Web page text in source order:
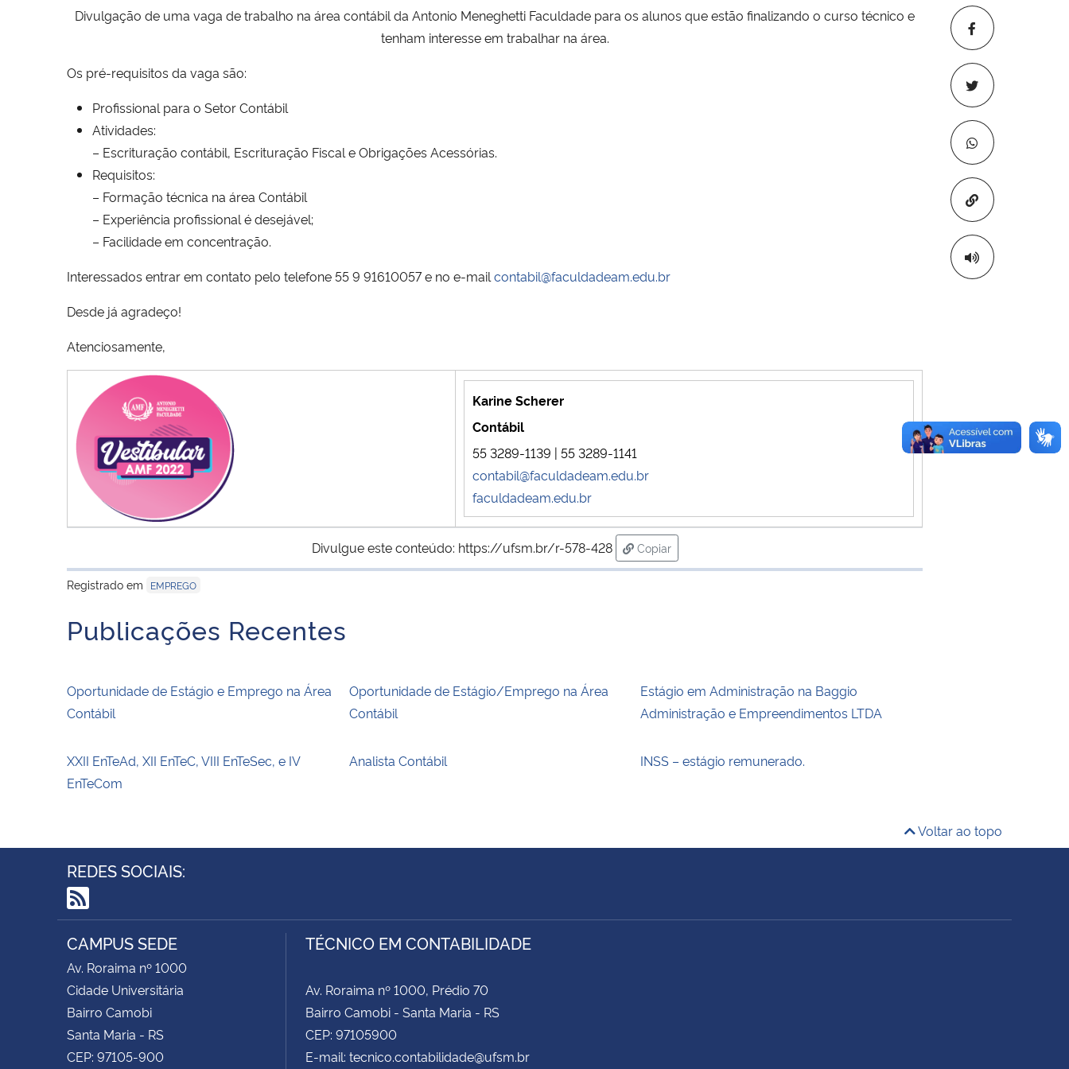
Copiar para
Divulgação de uma vaga de trabalho na área contábil da Antonio Meneghetti Faculdade para os alunos que estão finalizando o curso técnico e
tenham interesse em trabalhar na área.
Os pré-requisitos da vaga são:
Profissional para o Setor Contábil
Atividades:
– Escrituração contábil, Escrituração Fiscal e Obrigações Acessórias.
Requisitos:
– Formação técnica na área Contábil
– Experiência profissional é desejável;
– Facilidade em concentração.
Interessados entrar em contato pelo telefone 55 9 91610057 e no e-mail contabil@faculdadeam.edu.br
Desde já agradeço!
Atenciosamente,
Karine Scherer
Contábil
55 3289-1139 | 55 3289-1141
contabil@faculdadeam.edu.br
faculdadeam.edu.br
Divulgue este conteúdo: https://ufsm.br/r-578-428
Copiar
para área de transferência
Registrado em
EMPREGO
Publicações Recentes
Oportunidade de Estágio e Emprego na Área
Contábil
Oportunidade de Estágio/Emprego na Área
Contábil
Estágio em Administração na Baggio
Administração e Empreendimentos LTDA
XXII EnTeAd, XII EnTeC, VIII EnTeSec, e IV
EnTeCom
Analista Contábil INSS – estágio remunerado.
Voltar ao topo
REDES SOCIAIS:
RSS
CAMPUS SEDE
Av. Roraima nº 1000
Cidade Universitária
Bairro Camobi
Santa Maria - RS
CEP: 97105-900
TÉCNICO EM CONTABILIDADE
Av. Roraima nº 1000, Prédio 70
Bairro Camobi - Santa Maria - RS
CEP: 97105900
E-mail: tecnico.contabilidade@ufsm.br